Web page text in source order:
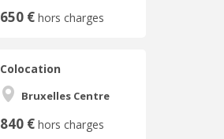
650 € hors charges
Colocation
Bruxelles Centre
840 € hors charges